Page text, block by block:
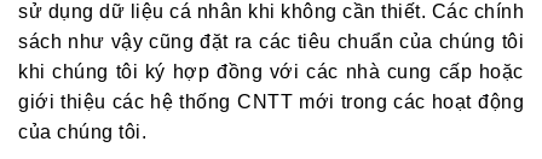
sử dụng dữ liệu cá nhân khi không cần thiết. Các chính
sách như vậy cũng đặt ra các tiêu chuẩn của chúng tôi
khi chúng tôi ký hợp đồng với các nhà cung cấp hoặc
giới thiệu các hệ thống CNTT mới trong các hoạt động
của chúng tôi.